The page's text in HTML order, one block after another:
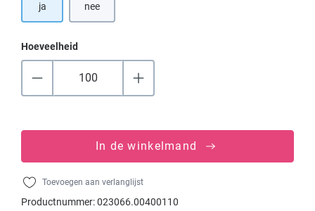
ja nee
Hoeveelheid
In de winkelmand
Toevoegen aan verlanglijst
Productnummer:023066.00400110